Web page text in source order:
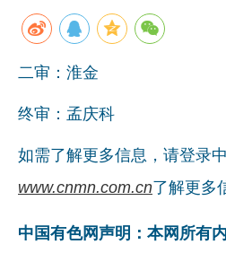
二审：淮金
终审：孟庆科
如需了解更多信息，请登录
www.cnmn.com.cn了解更多
中国有色网声明：本网所有